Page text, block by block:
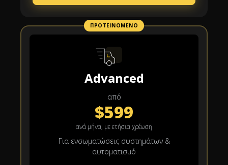
ΠΡΟΤΕΙΝΌΜΕΝΟ
Advanced
από
$599
ανά μήνα, με ετήσια χρέωση
Για ενσωματώσεις συστημάτων &
αυτοματισμό